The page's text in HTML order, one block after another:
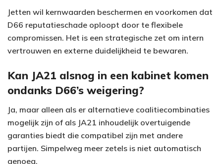
Jetten wil kernwaarden beschermen en voorkomen dat
D66 reputatieschade oploopt door te flexibele
compromissen. Het is een strategische zet om intern
vertrouwen en externe duidelijkheid te bewaren.
Kan JA21 alsnog in een kabinet komen
ondanks D66’s weigering?
Ja, maar alleen als er alternatieve coalitiecombinaties
mogelijk zijn of als JA21 inhoudelijk overtuigende
garanties biedt die compatibel zijn met andere
partijen. Simpelweg meer zetels is niet automatisch
genoeg.